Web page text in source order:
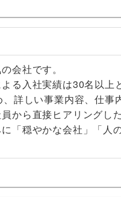
会社です。
る入社実績は30名以上
詳しい事業内容、仕事
から直接ヒアリングし
「穏やかな会社」「人